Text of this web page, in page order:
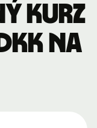
kurz
na